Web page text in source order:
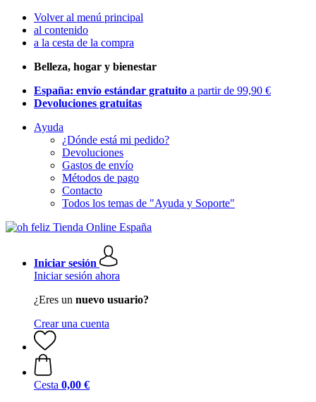
Volver al menú principal
al contenido
a la cesta de la compra
Belleza, hogar y bienestar
España: envío estándar gratuito a partir de 99,90 €
Devoluciones gratuitas
Ayuda
¿Dónde está mi pedido?
Devoluciones
Gastos de envío
Métodos de pago
Contacto
Todos los temas de "Ayuda y Soporte"
Iniciar sesión
Iniciar sesión ahora
¿Eres un nuevo usuario?
Crear una cuenta
Cesta 0,00 €